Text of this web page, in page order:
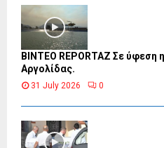
BINTEO REPORTAZ Σε
Αργολίδας.
31 July 2026 0